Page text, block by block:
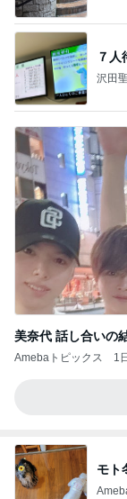
７人
沢田
美奈代 話し合いの
Amebaトピックス 1
モト